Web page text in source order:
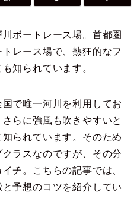
ボートレース場。首都圏
レース場で、熱狂的なフ
知られています。
で唯一河川を利用してお
らに強風も吹きやすいと
られています。そのため
ラスなのですが、その分
チ。こちらの記事では、
予想のコツを紹介してい